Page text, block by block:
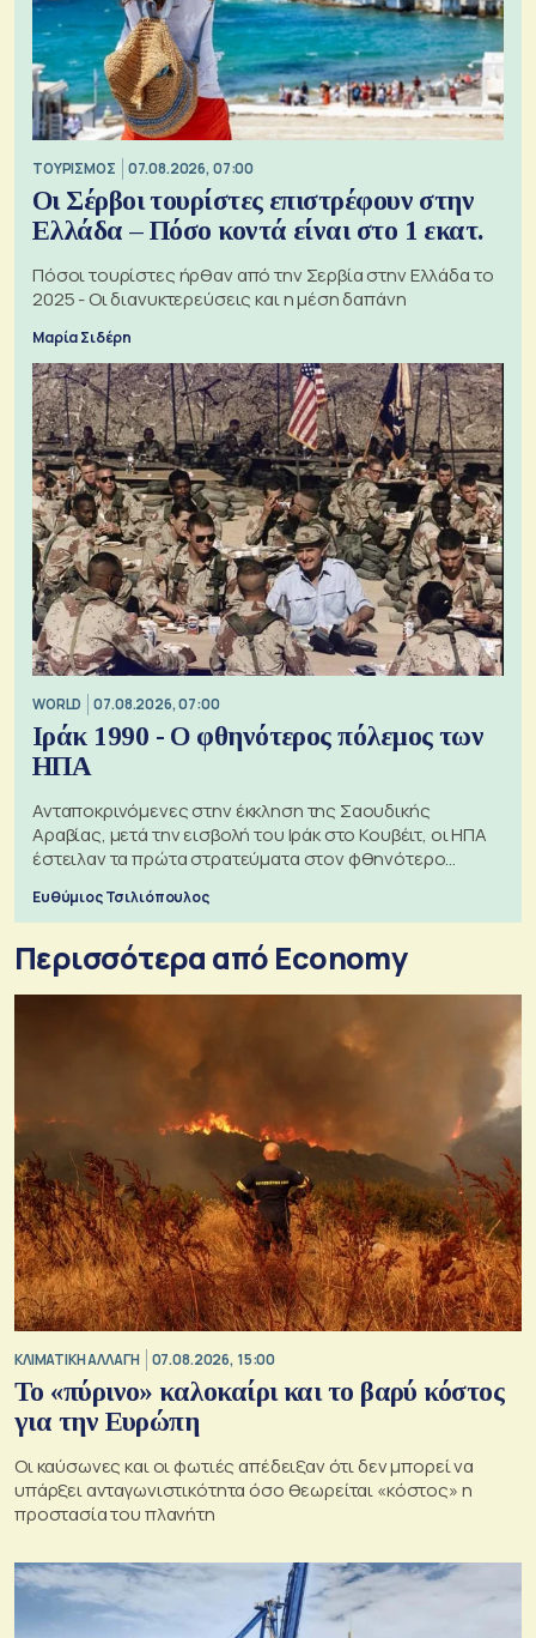
ΤΟΥΡΙΣΜΟΣ 07.08.2026, 07:00
Οι Σέρβοι τουρίστες επιστρέφουν στην
Ελλάδα – Πόσο κοντά είναι στο 1 εκατ.
Πόσοι τουρίστες ήρθαν από την Σερβία στην Ελλάδα το
2025 - Οι διανυκτερεύσεις και η μέση δαπάνη
Μαρία Σιδέρη
WORLD 07.08.2026, 07:00
Ιράκ 1990 - Ο φθηνότερος πόλεμος των
ΗΠΑ
Ανταποκρινόμενες στην έκκληση της Σαουδικής
Αραβίας, μετά την εισβολή του Ιράκ στο Κουβέιτ, οι ΗΠΑ
έστειλαν τα πρώτα στρατεύματα στον φθηνότερο
Ευθύμιος Τσιλιόπουλος
Περισσότερα από Economy
ΚΛΙΜΑΤΙΚΗ ΑΛΛΑΓΗ 07.08.2026, 15:00
Το «πύρινο» καλοκαίρι και το βαρύ κόστος
για την Ευρώπη
Οι καύσωνες και οι φωτιές απέδειξαν ότι δεν μπορεί να
υπάρξει ανταγωνιστικότητα όσο θεωρείται «κόστος» η
προστασία του πλανήτη